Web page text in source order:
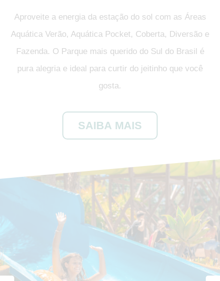
Aproveite a energia da estação do sol com as Áreas
Aquática Verão, Aquática Pocket, Coberta, Diversão e
Fazenda. O Parque mais querido do Sul do Brasil é
pura alegria e ideal para curtir do jeitinho que você
gosta.
SAIBA MAIS